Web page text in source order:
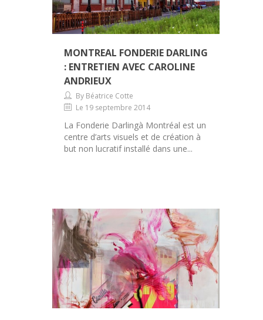
MONTREAL FONDERIE DARLING
: ENTRETIEN AVEC CAROLINE
ANDRIEUX
By Béatrice Cotte
Le 19 septembre 2014
La Fonderie Darlingà Montréal est un
centre d’arts visuels et de création à
but non lucratif installé dans une...